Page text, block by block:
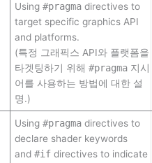
Using#pragma directives to
target specific graphics API
and platforms.
(특정 그래픽스 API와 플랫폼을
타겟팅하기 위해#pragma 지시
어를 사용하는 방법에 대한 설
명.)
Using#pragma directives to
declare shader keywords
and#if directives to indicate